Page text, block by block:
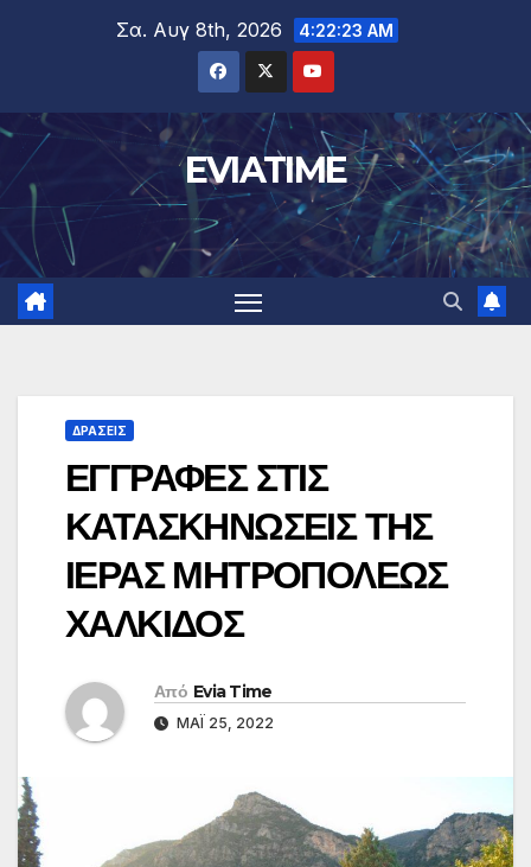
Σα. Αυγ 8th, 2026 4:22:24 AM
EVIATIME
ΔΡΑΣΕΙΣ
ΕΓΓΡΑΦΕΣ ΣΤΙΣ
ΚΑΤΑΣΚΗΝΩΣΕΙΣ ΤΗΣ
ΙΕΡΑΣ ΜΗΤΡΟΠΟΛΕΩΣ
ΧΑΛΚΙΔΟΣ
Από Evia Time
ΜΆΙ 25, 2022